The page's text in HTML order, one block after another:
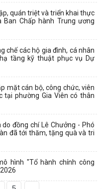
quán triệt và triển khai thực
Chấp hành Trung ương
chế các hộ gia đình, cá nhân
tầng kỹ thuật phục vụ Dự
mặt cán bộ, công chức, viên
tại phường Gia Viên có thân
đồng chí Lê Chưởng - Phó
đã tới thăm, tặng quà và tri
hình "Tổ hành chính công